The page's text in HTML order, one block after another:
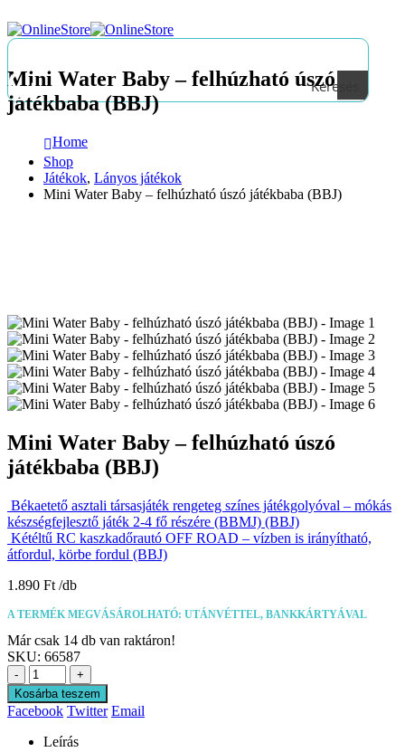
Keresés
Mini Water Baby – felhúzható úszó
játékbaba (BBJ)
Home
Shop
Játékok, Lányos játékok
Mini Water Baby – felhúzható úszó játékbaba (BBJ)
Mini Water Baby – felhúzható úszó
játékbaba (BBJ)
Békaetető asztali társasjáték rengeteg színes játékgolyóval – mókás
készségfejlesztő játék 2-4 fő részére (BBMJ) (BBJ)
Kétéltű RC kaszkadőrautó OFF ROAD – vízben is irányítható,
átfordul, körbe fordul (BBJ)
1.890 Ft
A TERMÉK MEGVÁSÁROLHATÓ: UTÁNVÉTTEL, BANKKÁRTYÁVAL
Már csak 14 db van raktáron!
SKU: 66587
-
+
Kosárba teszem
Facebook Twitter Email
Leírás